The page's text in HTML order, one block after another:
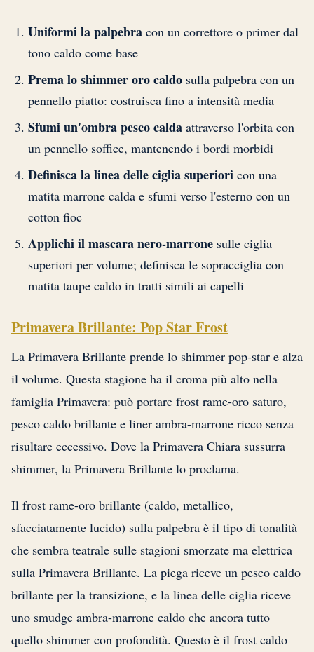
Uniformi la palpebra con un correttore o primer dal
tono caldo come base
Prema lo shimmer oro caldo sulla palpebra con un
pennello piatto: costruisca fino a intensità media
Sfumi un'ombra pesco calda attraverso l'orbita con
un pennello soffice, mantenendo i bordi morbidi
Definisca la linea delle ciglia superiori con una
matita marrone calda e sfumi verso l'esterno con un
cotton fioc
Applichi il mascara nero-marrone sulle ciglia
superiori per volume; definisca le sopracciglia con
matita taupe caldo in tratti simili ai capelli
Primavera Brillante: Pop Star Frost
La Primavera Brillante prende lo shimmer pop-star e alza
il volume. Questa stagione ha il croma più alto nella
famiglia Primavera: può portare frost rame-oro saturo,
pesco caldo brillante e liner ambra-marrone ricco senza
risultare eccessivo. Dove la Primavera Chiara sussurra
shimmer, la Primavera Brillante lo proclama.
Il frost rame-oro brillante (caldo, metallico,
sfacciatamente lucido) sulla palpebra è il tipo di tonalità
che sembra teatrale sulle stagioni smorzate ma elettrica
sulla Primavera Brillante. La piega riceve un pesco caldo
brillante per la transizione, e la linea delle ciglia riceve
uno smudge ambra-marrone caldo che ancora tutto
quello shimmer con profondità. Questo è il frost caldo